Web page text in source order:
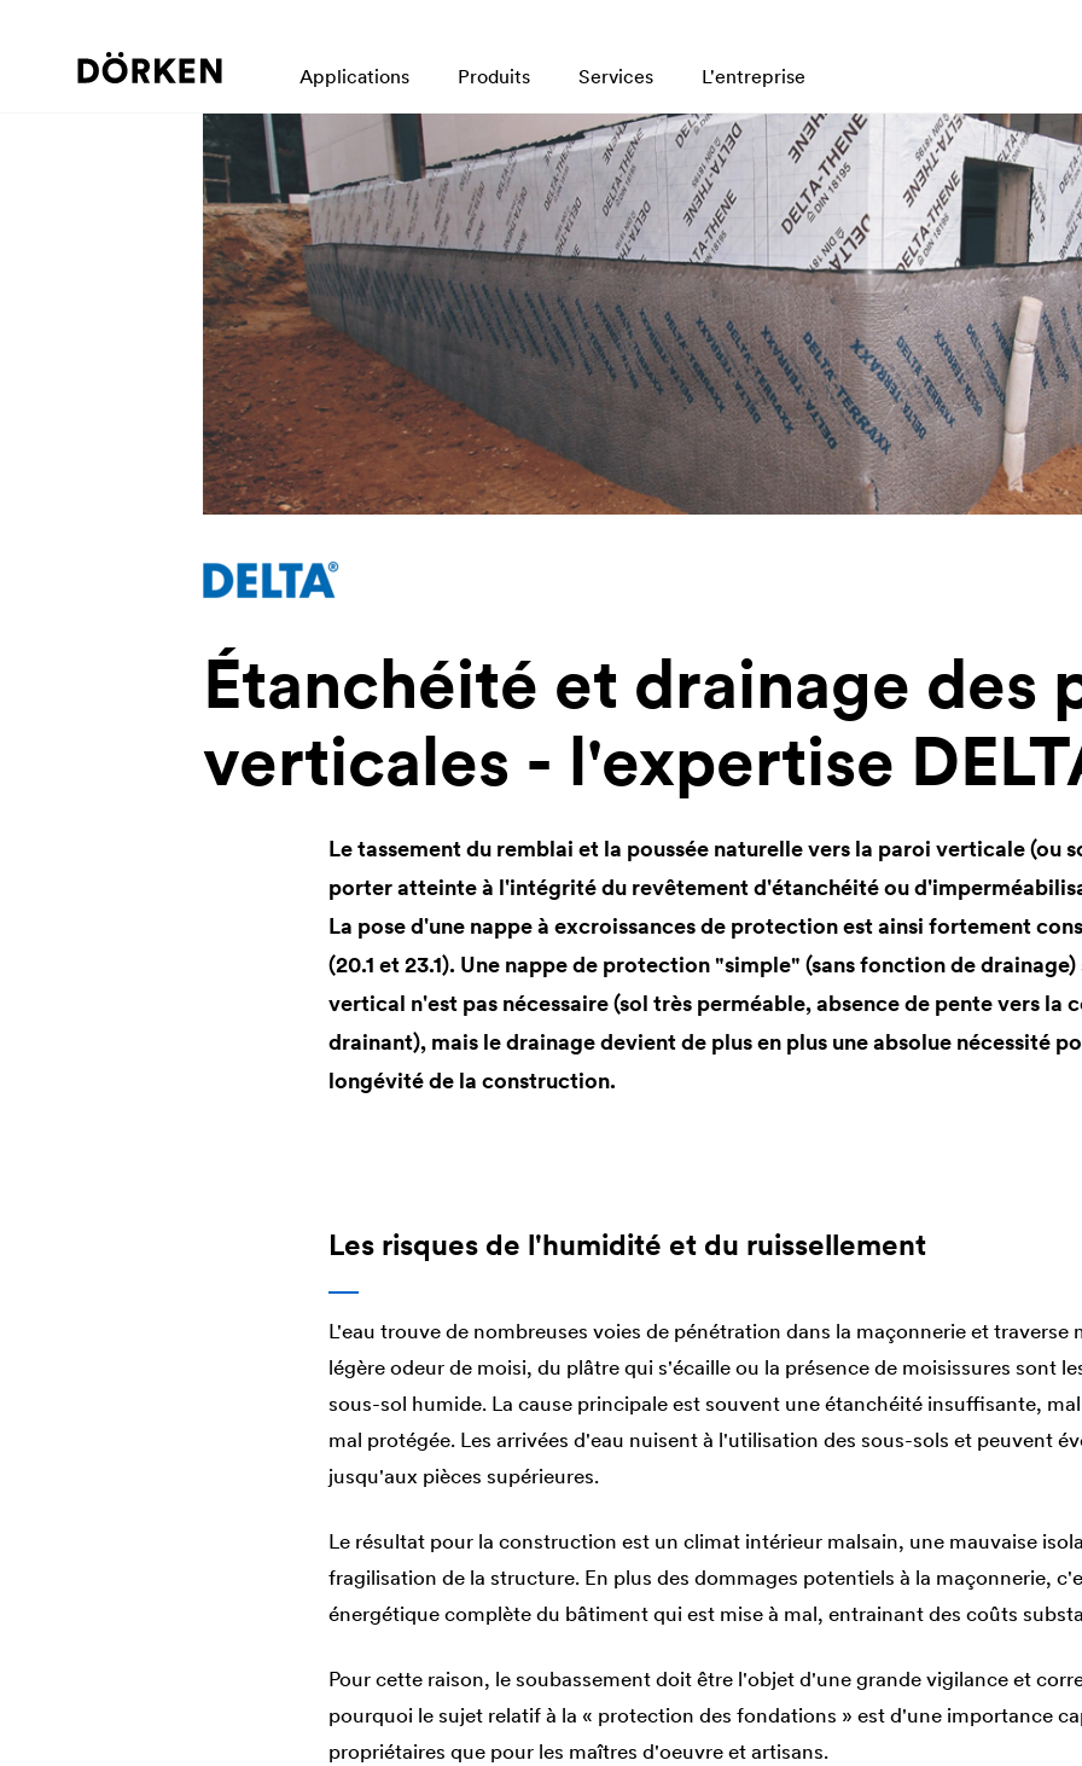
Applications Produits Services L'entreprise
Étanchéité et drainage des
verticales - l'expertise
Le tassement du remblai et la poussée naturelle vers la paroi verticale (ou
porter atteinte à l'intégrité du revêtement d'étanchéité ou
La pose d'une nappe à excroissances de protection est ainsi fortement
(20.1 et 23.1). Une nappe de protection "simple" (sans fonction de
vertical n'est pas nécessaire (sol très perméable, absence de pente vers la
drainant), mais le drainage devient de plus en plus une absolue nécessité
longévité de la construction.
Les risques de l'humidité et du ruissellement
L'eau trouve de nombreuses voies de pénétration dans la maçonnerie et traverse
légère odeur de moisi, du plâtre qui s'écaille ou la présence de moisissures sont
sous-sol humide. La cause principale est souvent une étanchéité insuffisante,
mal protégée. Les arrivées d'eau nuisent à l'utilisation des sous-sols et peuvent
jusqu'aux pièces supérieures.
Le résultat pour la construction est un climat intérieur malsain, une mauvaise
fragilisation de la structure. En plus des dommages potentiels à la maçonnerie,
énergétique complète du bâtiment qui est mise à mal, entrainant des coûts
Pour cette raison, le soubassement doit être l'objet d'une grande vigilance et
pourquoi le sujet relatif à la « protection des fondations » est d'une importance
propriétaires que pour les maîtres d'oeuvre et artisans.